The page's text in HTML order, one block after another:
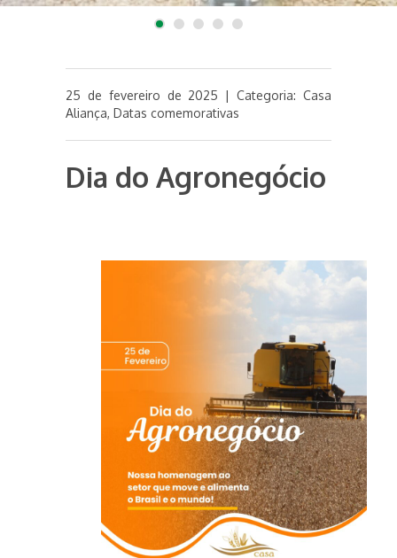
25 de fevereiro de 2025 | Categoria: Casa
Aliança, Datas comemorativas
Dia do Agronegócio